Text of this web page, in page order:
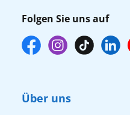
Folgen Sie uns auf
Über uns